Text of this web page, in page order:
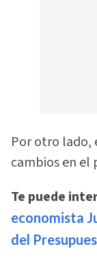
Por otro lado,
cambios en el
Te puede
economista
del